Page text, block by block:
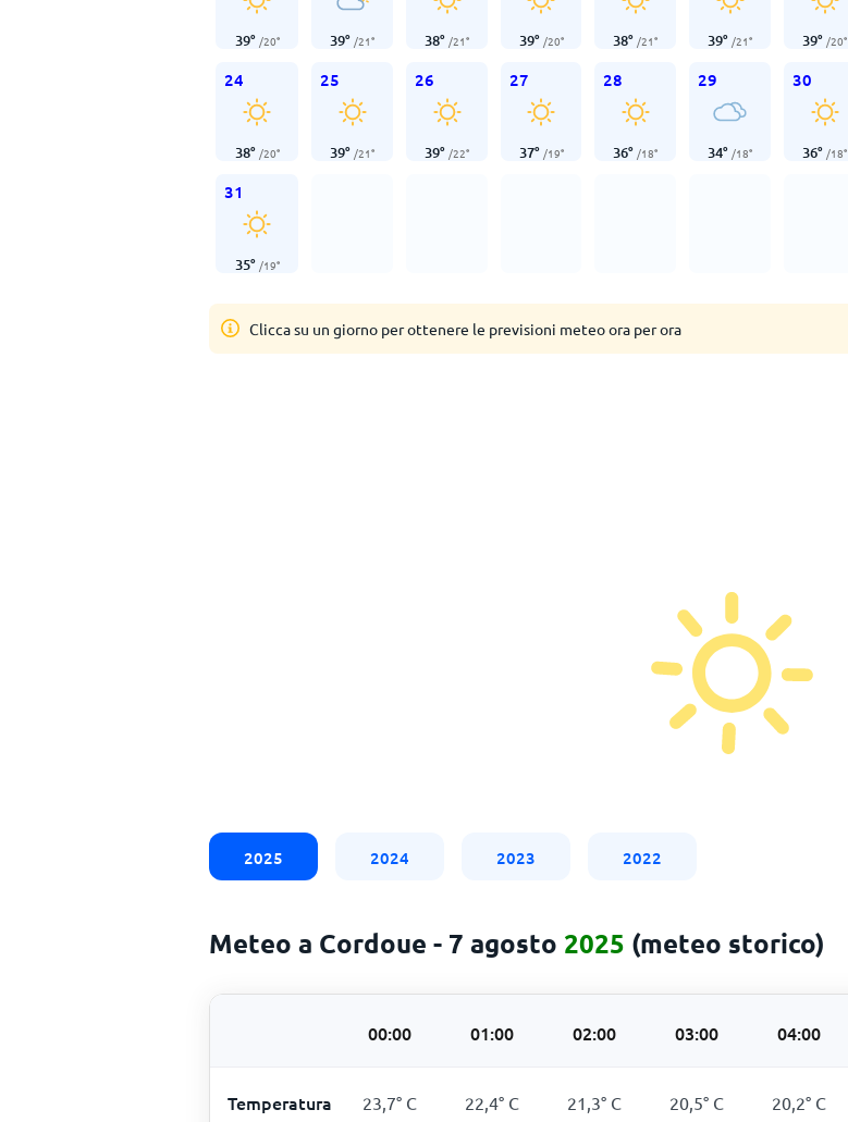
39° /20° 39° /21° 38° /21° 39° /20° 38° /21° 39° /21° 39° /20°
24
38° /20°
25
39° /21°
26
39° /22°
27
37° /19°
28
36° /18°
29
34° /18°
30
36° /18°
31
35° /19°
Clicca su un giorno per ottenere le previsioni meteo ora per ora
2025 2024 2023 2022
Meteo a Cordoue - 7 agosto 2025 (meteo storico)
00:00 01:00 02:00 03:00 04:00
Temperatura 23,7° C 22,4° C 21,3° C 20,5° C 20,2° C